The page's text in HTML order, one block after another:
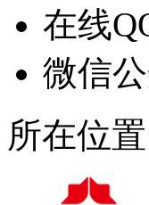
在线
微信公
所在位置